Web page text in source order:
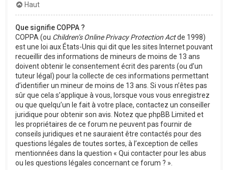
Haut
Que signifie COPPA ?
COPPA (ou Children’s Online Privacy Protection Actde 1998)
est une loi aux États-Unis qui dit que les sites Internet pouvant
recueillir des informations de mineurs de moins de 13 ans
doivent obtenir le consentement écrit des parents (ou d’un
tuteur légal) pour la collecte de ces informations permettant
d’identifier un mineur de moins de 13 ans. Si vous n’êtes pas
sûr que cela s’applique à vous, lorsque vous vous enregistrez
ou que quelqu’un le fait à votre place, contactez un conseiller
juridique pour obtenir son avis. Notez que phpBB Limited et
les propriétaires de ce forum ne peuvent pas fournir de
conseils juridiques et ne sauraient être contactés pour des
questions légales de toutes sortes, à l’exception de celles
mentionnées dans la question « Qui contacter pour les abus
ou les questions légales concernant ce forum ? ».